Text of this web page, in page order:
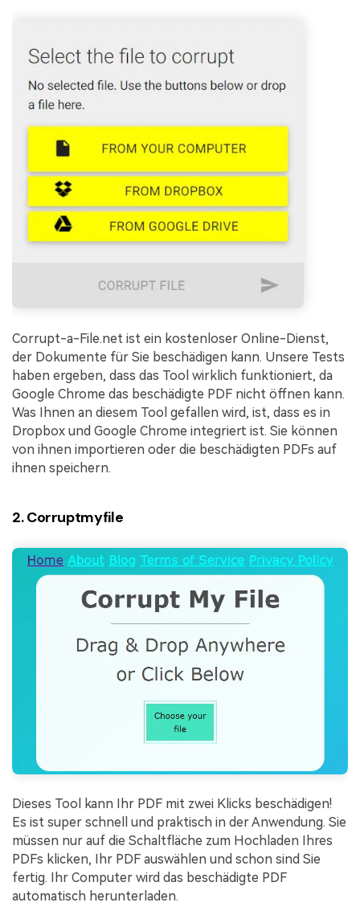
Corrupt-a-File.net ist ein kostenloser Online-Dienst,
der Dokumente für Sie beschädigen kann. Unsere Tests
haben ergeben, dass das Tool wirklich funktioniert, da
Google Chrome das beschädigte PDF nicht öffnen kann.
Was Ihnen an diesem Tool gefallen wird, ist, dass es in
Dropbox und Google Chrome integriert ist. Sie können
von ihnen importieren oder die beschädigten PDFs auf
ihnen speichern.
2. Corruptmyfile
Dieses Tool kann Ihr PDF mit zwei Klicks beschädigen!
Es ist super schnell und praktisch in der Anwendung. Sie
müssen nur auf die Schaltfläche zum Hochladen Ihres
PDFs klicken, Ihr PDF auswählen und schon sind Sie
fertig. Ihr Computer wird das beschädigte PDF
automatisch herunterladen.